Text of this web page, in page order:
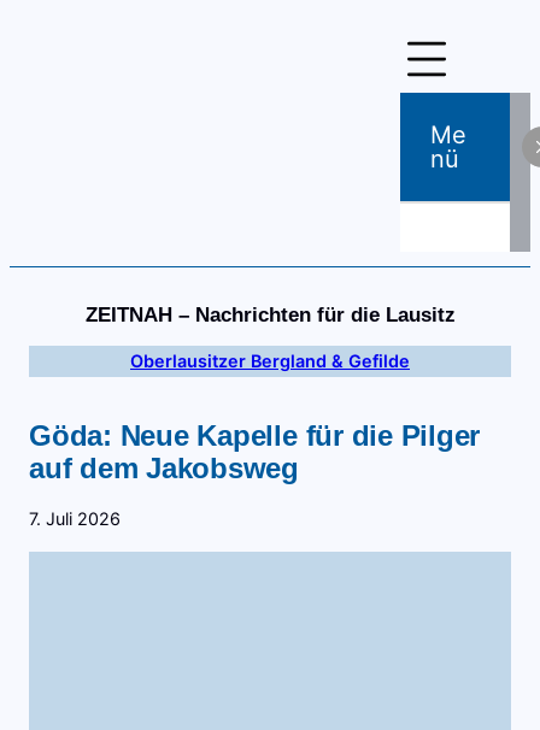
Me
Nü
ZEITNAH – Nachrichten für die Lausitz
Oberlausitzer Bergland & Gefilde
Göda: Neue Kapelle für die Pilger
auf dem Jakobsweg
7. Juli 2026